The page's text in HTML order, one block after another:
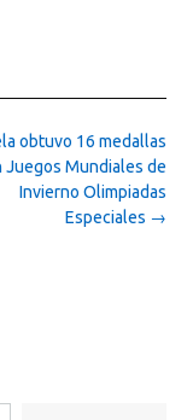
obtuvo 16 medallas
Juegos Mundiales de
Invierno Olimpiadas
Especiales →